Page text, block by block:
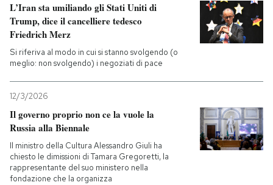
L’Iran sta umiliando gli Stati Uniti di
Trump, dice il cancelliere tedesco
Friedrich Merz
Si riferiva al modo in cui si stanno svolgendo (o
meglio: non svolgendo) i negoziati di pace
12/3/2026
Il governo proprio non ce la vuole la
Russia alla Biennale
Il ministro della Cultura Alessandro Giuli ha
chiesto le dimissioni di Tamara Gregoretti, la
rappresentante del suo ministero nella
fondazione che la organizza